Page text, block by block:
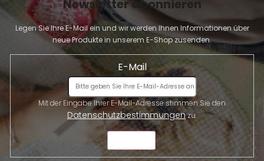
Newsletter abonnieren
Legen Sie Ihre E-Mail ein und wir werden Ihnen Informationen über
neue Produkte in unserem E-Shop zusenden.
E-Mail
Datenschutzbestimmungenzu.